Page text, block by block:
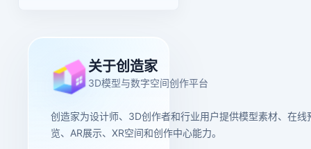
关于创造家
3D模型与数字空间创作平台
创造家为设计师、3D创作者和行业用户提供模型素材、在线
览、AR展示、XR空间和创作中心能力。